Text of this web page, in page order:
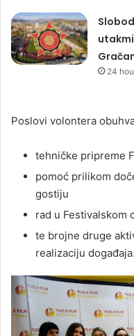
24
Poslovi volontera
tehničke pripreme
pomoć prilikom
gostiju
rad u Festivalskom
te brojne druge
realizaciju događaja.